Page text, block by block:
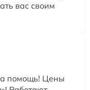
вас своим
помощь! Цены